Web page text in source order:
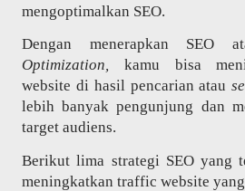
mengoptimalkan SEO.
Dengan menerapkan SEO
Optimization, kamu bisa
website di hasil pencarian atau
lebih banyak pengunjung dan
target audiens.
Berikut lima strategi SEO yang
meningkatkan traffic website